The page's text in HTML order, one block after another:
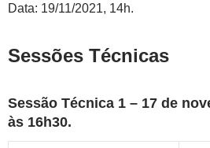
Data: 19/11/2021, 14h.
Sessões Técnicas
Sessão Técnica 1 – 17 de
às 16h30.